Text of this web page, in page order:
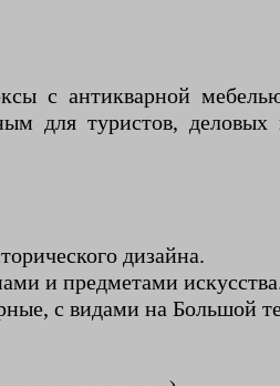
с антикварной
для туристов, деловых
дизайна.
и предметами
с видами на Большой